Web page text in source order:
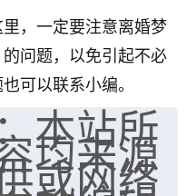
，一定要注意离婚梦
问题，以免引起不必
可以联系小编。
本站所
均来源
或网络